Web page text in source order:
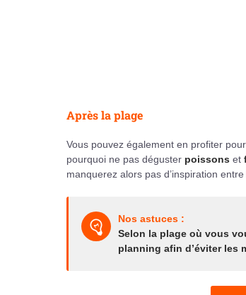
Après la plage
Vous pouvez également en profiter pour
pourquoi ne pas déguster poissons et
manquerez alors pas d’inspiration
Nos astuces :
Selon la plage où vous
planning afin d’éviter les